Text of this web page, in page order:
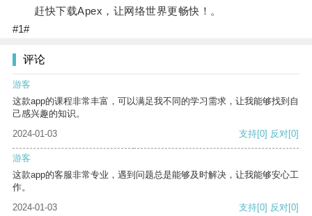
赶快下载Apex，让网络世界更畅快！。
#1#
评论
游客
这款app的课程非常丰富，可以满足我不同的学习需求，让我能够找到自
己感兴趣的知识。
2024-01-03
支持[0] 反对[0]
游客
这款app的客服非常专业，遇到问题总是能够及时解决，让我能够安心工
作。
2024-01-03
支持[0] 反对[0]